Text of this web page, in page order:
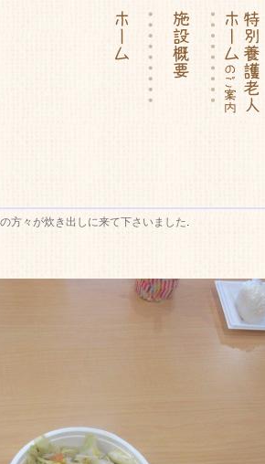
付有料老人ホ
方々が炊き出しに来て下さいました.